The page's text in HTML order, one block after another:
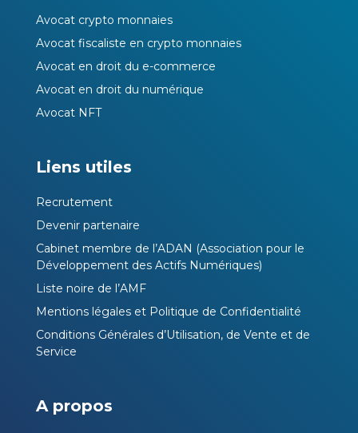
Avocat crypto monnaies
Avocat fiscaliste en crypto monnaies
Avocat en droit du e-commerce
Avocat en droit du numérique
Avocat NFT
Liens utiles
Recrutement
Devenir partenaire
Cabinet membre de l’ADAN (Association pour le
Développement des Actifs Numériques)
Liste noire de l’AMF
Mentions légales et Politique de Confidentialité
Conditions Générales d’Utilisation, de Vente et de
Service
A propos